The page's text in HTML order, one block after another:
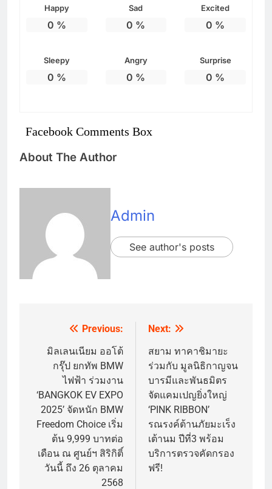
Happy
0 %
Sad
0 %
Excited
0 %
Sleepy
0 %
Angry
0 %
Surprise
0 %
Facebook Comments Box
About The Author
Admin
See author's posts
navigation
Previous:
มิลเลนเนียม ออโต้
กรุ๊ป ยกทัพ BMW
ไฟฟ้า ร่วมงาน
‘BANGKOK EV EXPO
2025’ จัดหนัก BMW
Freedom Choice เริ่ม
ต้น 9,999 บาทต่อ
เดือน ณ ศูนย์ฯ สิริกิติ์
วันนี้ ถึง 26 ตุลาคม
2568
Next:
สยาม ทาคาชิมายะ
ร่วมกับ มูลนิธิกาญจน
บารมีและพันธมิตร
จัดแคมเปญยิ่งใหญ่
‘PINK RIBBON’
รณรงค์ต้านภัยมะเร็ง
เต้านม ปีที่3 พร้อม
บริการตรวจคัดกรอง
ฟรี!